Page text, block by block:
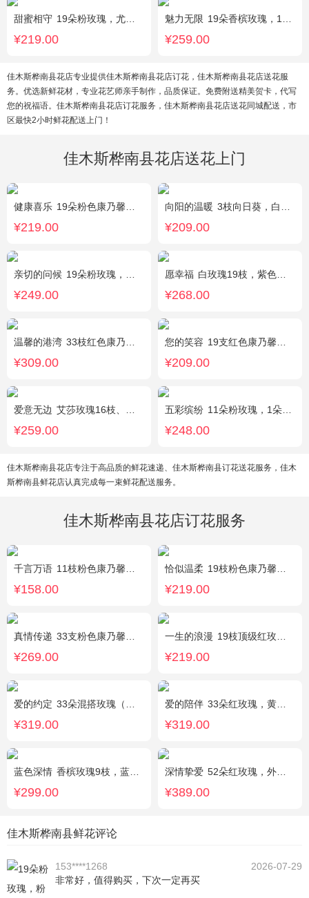
甜蜜相守 19朵粉玫瑰，尤加利、小花搭配
¥219.00
魅力无限 19朵香槟玫瑰，1枝多头白百合，桔梗、小花、绿叶搭配
¥259.00
佳木斯桦南县花店专业提供佳木斯桦南县花店订花，佳木斯桦南县花店送花服
务。优选新鲜花材，专业花艺师亲手制作，品质保证。免费附送精美贺卡，代写
您的祝福语。佳木斯桦南县花店订花服务，佳木斯桦南县花店送花同城配送，市
区最快2小时鲜花配送上门！
佳木斯桦南县花店送花上门
健康喜乐 19朵粉色康乃馨，满天星、绿叶搭配
¥219.00
向阳的温暖 3枝向日葵，白色洋桔梗、绿叶搭配
¥209.00
亲切的问候 19朵粉玫瑰，叶上黄金点缀。
¥249.00
愿幸福 白玫瑰19枝，紫色勿忘我围绕。
¥268.00
温馨的港湾 33枝红色康乃馨，3枝白色多头香水百合，绿叶，满天星搭配丰满。
¥309.00
您的笑容 19支红色康乃馨，搭配适量石竹。
¥209.00
爱意无边 艾莎玫瑰16枝、白色洋桔梗5枝、尤加利10枝
¥259.00
五彩缤纷 11朵粉玫瑰，1朵粉绣球，白色乒乓菊，桔梗、绿叶搭配
¥248.00
佳木斯桦南县花店专注于高品质的鲜花速递、佳木斯桦南县订花送花服务，佳木
斯桦南县鲜花店认真完成每一束鲜花配送服务。
佳木斯桦南县花店订花服务
千言万语 11枝粉色康乃馨，栀子叶间插丰满
¥158.00
恰似温柔 19枝粉色康乃馨，搭配适量情人草、尤加利叶
¥219.00
真情传递 33支粉色康乃馨，搭配黄莺、满天星。
¥269.00
一生的浪漫 19枝顶级红玫瑰(长柄)紧密居中，外围满天星丰满环绕。
¥219.00
爱的约定 33朵混搭玫瑰（粉戴安娜，香槟玫瑰，红玫瑰），相思梅、绿叶搭配
¥319.00
爱的陪伴 33朵红玫瑰，黄莺间插点缀，白色满天星外围点缀搭配
¥319.00
蓝色深情 香槟玫瑰9枝，蓝绣球1枝，向日葵3枝，白色洋桔梗、大叶尤加利搭配
¥299.00
深情挚爱 52朵红玫瑰，外围相思梅
¥389.00
佳木斯桦南县鲜花评论
153****1268
2026-07-29
非常好，值得购买，下次一定再买